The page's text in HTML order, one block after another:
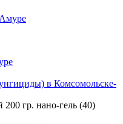
в Комсомольске-
гр. нано-гель (40)